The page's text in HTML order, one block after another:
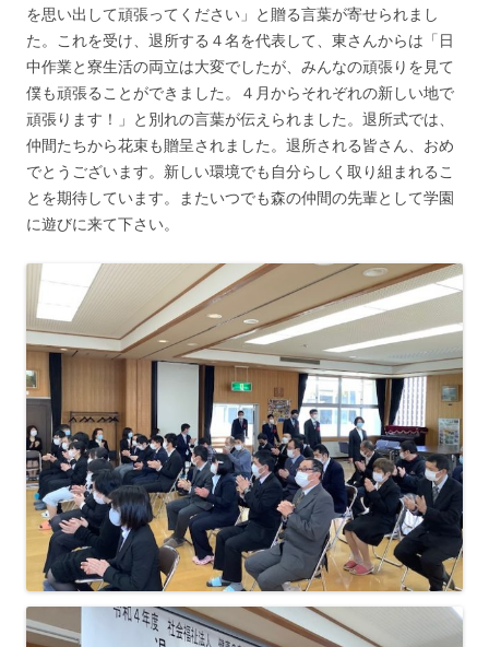
を思い出して頑張ってください」と贈る言葉が寄せられまし
た。これを受け、退所する４名を代表して、東さんからは「日
中作業と寮生活の両立は大変でしたが、みんなの頑張りを見て
僕も頑張ることができました。４月からそれぞれの新しい地で
頑張ります！」と別れの言葉が伝えられました。退所式では、
仲間たちから花束も贈呈されました。退所される皆さん、おめ
でとうございます。新しい環境でも自分らしく取り組まれるこ
とを期待しています。またいつでも森の仲間の先輩として学園
に遊びに来て下さい。